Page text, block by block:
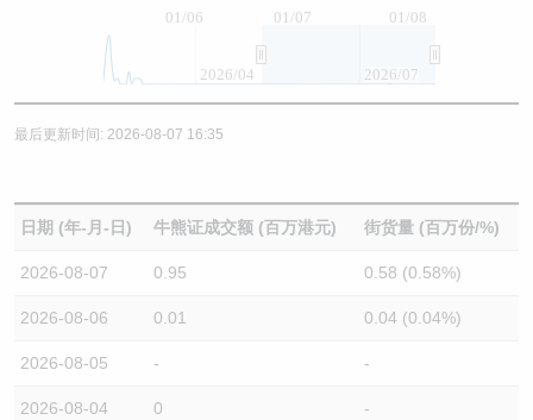
01/07
01/06 01/08
2026/04 2026/07
最后更新时间: 2026-08-07 16:35
日期 (年-月-日) 牛熊证成交额 (百万港元) 街货量 (百万份/%)
2026-08-07 0.95 0.58 (0.58%)
2026-08-06 0.01 0.04 (0.04%)
2026-08-05 - -
2026-08-04 0 -